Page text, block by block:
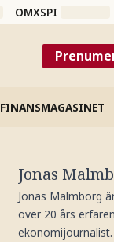
OMXSPI
FINANSMAGASINET
Jonas
Jonas Malmborg
över 20 års